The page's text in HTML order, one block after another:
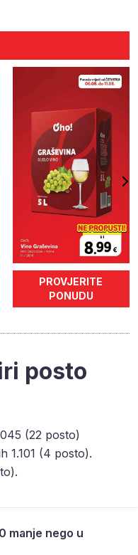
PROVJERITE
PONUDU
posto
(22 posto)
1.101 (4 posto).
manje nego u